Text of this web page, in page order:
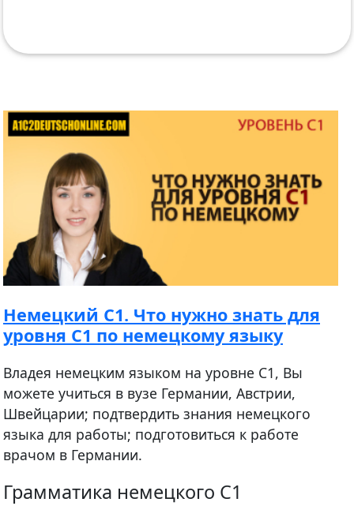
Немецкий С1. Что нужно знать для
уровня C1 по немецкому языку
Владея немецким языком на уровне С1, Вы
можете учиться в вузе Германии, Австрии,
Швейцарии; подтвердить знания немецкого
языка для работы; подготовиться к работе
врачом в Германии.
Грамматика немецкого C1